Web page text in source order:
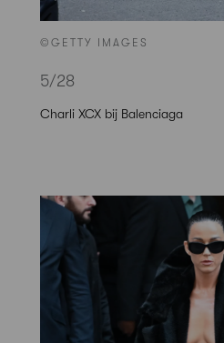
©GETTY IMAGES
5/28
Charli XCX bij Balenciaga